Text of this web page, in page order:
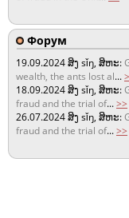
Форум
19.09.2024ສິງ sǐŋ, ສິຫະ:
wealth, the ants lost al...
18.09.2024ສິງ sǐŋ, ສິຫະ:
fraud and the trial of...>>
26.07.2024ສິງ sǐŋ, ສິຫະ:
fraud and the trial of...>>